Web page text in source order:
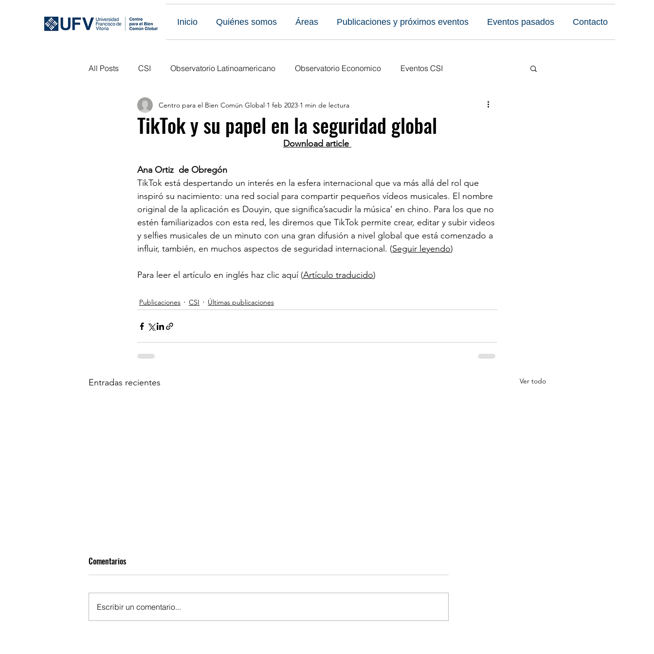
Inicio Quiénes somos Áreas Publicaciones y próximos eventos Eventos pasados Contacto
All Posts CSI Observatorio Latinoamericano Observatorio Economico Eventos CSI
Eventos Obs LATAM Publicaciones Todos los eventos
Publicaciones del Foro
TikTok y su papel en la seguridad global
Centro para el Bien Común Global 1 feb 2023 1 min de lectura
Download article
Ana Ortiz  de Obregón
TikTok está despertando un interés en la esfera internacional que va más allá del rol que
inspiró su nacimiento: una red social para compartir pequeños vídeos musicales. El nombre
original de la aplicación es Douyin, que significa’sacudir la música’ en chino. Para los que no
estén familiarizados con esta red, les diremos que TikTok permite crear, editar y subir videos
y selfies musicales de un minuto con una gran difusión a nivel global que está comenzado a
influir, también, en muchos aspectos de seguridad internacional. (Seguir leyendo)
Para leer el artículo en inglés haz clic aquí (Artículo traducido)
Publicaciones CSI Últimas publicaciones
Entradas recientes Ver todo
Comentarios
Escribir un comentario...